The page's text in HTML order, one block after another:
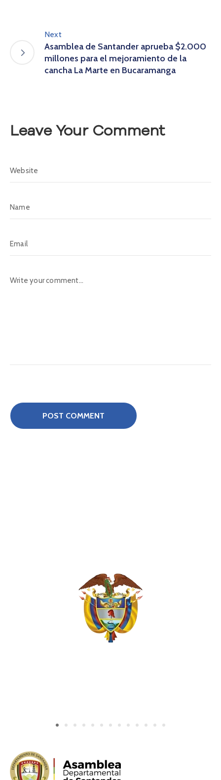
e
e
n
e
Next
Asamblea de Santander aprueba $2.000
millones para el mejoramiento de la
cancha La Marte en Bucaramanga
Leave Your Comment